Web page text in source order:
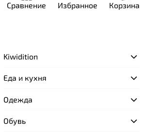
Сравнение Избранное Корзина
Kiwidition
Еда и кухня
Одежда
Обувь